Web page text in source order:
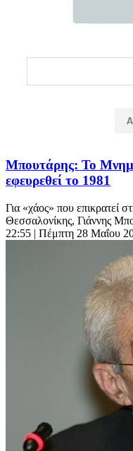
Μπουτάρης: Το
εφευρεθεί το 1981
Για «χάος» που επικρατεί
Θεσσαλονίκης, Γιάννης
22:55 | Πέμπτη 28 Μαΐου